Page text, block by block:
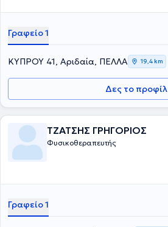
Γραφείο 1
ΚΥΠΡΟΥ 41, Αριδαία, ΠΕΛΛΑ 19,4 km
Δες το προφίλ
ΤΖΑΤΣΗΣ ΓΡΗΓΟΡΙΟΣ
Φυσικοθεραπευτής
Γραφείο 1